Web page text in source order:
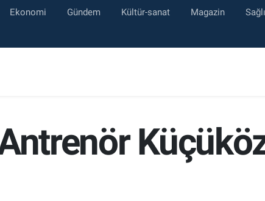
Ekonomi Gündem Kültür-sanat Magazin
Antrenör